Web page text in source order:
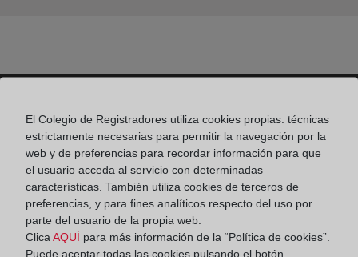
Colegio de Registradores
Príncipe de Vergara 70. 28006 Madrid
Teléfono:91 270 17 96
Fax:91 564 11 59
Email: contacto@registradores.org
El Colegio de Registradores utiliza cookies propias: técnicas
estrictamente necesarias para permitir la navegación por la
web y de preferencias para recordar información para que
el usuario acceda al servicio con determinadas
características. También utiliza cookies de terceros de
preferencias, y para fines analíticos respecto del uso por
parte del usuario de la propia web.
Clica AQUÍ para más información de la “Política de cookies”.
Puede aceptar todas las cookies pulsando el botón